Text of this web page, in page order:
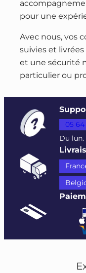
pour une
Avec nous, vos
suivies et
et une sécurité
particulier ou
05 64
Du lun.